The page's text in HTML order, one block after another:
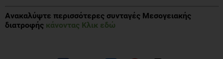
Ανακαλύψτε περισσότερες συνταγές Μεσογειακής
διατροφής κάνοντας Κλικ εδώ